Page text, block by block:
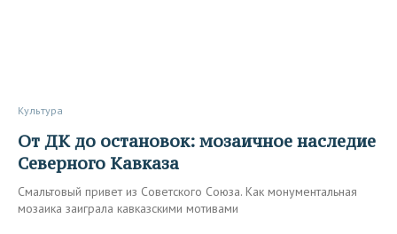
Культура
От ДК до остановок: мозаичное наследие
Северного Кавказа
Смальтовый привет из Советского Союза. Как монументальная
мозаика заиграла кавказскими мотивами